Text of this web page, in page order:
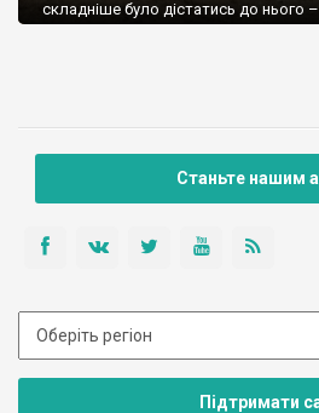
складніше було дістатись до нього
Станьте нашим
Підтримати